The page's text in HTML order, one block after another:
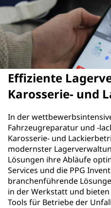
Effiziente
Karosserie- und
In der
Fahrzeugreparatur und -
Karosserie- und
modernster
Lösungen ihre Abläufe
Services und die PPG
branchenführende
in der Werkstatt und
Tools für Betriebe der